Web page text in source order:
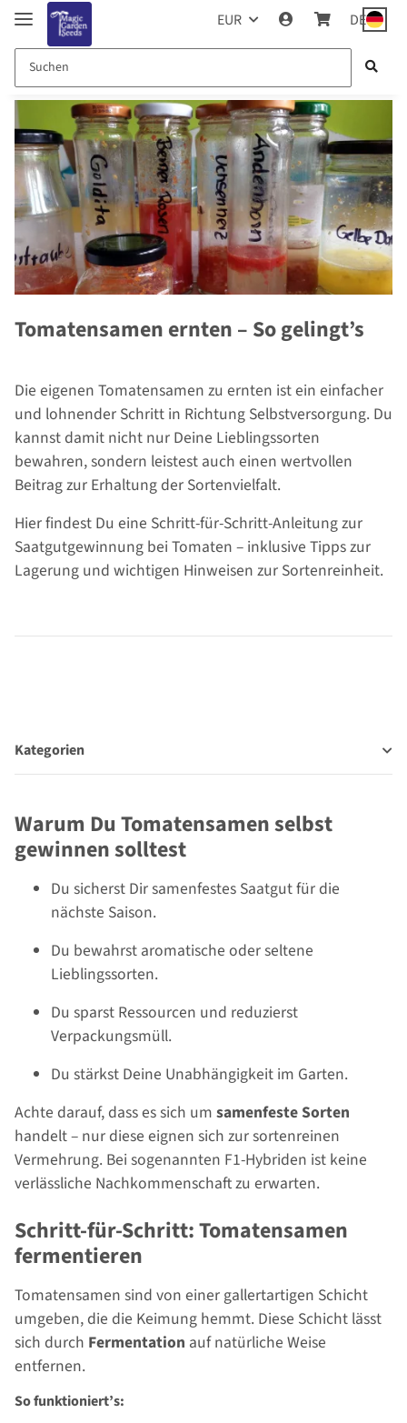
EUR DE
Tomatensamen ernten – So gelingt’s
Die eigenen Tomatensamen zu ernten ist ein einfacher
und lohnender Schritt in Richtung Selbstversorgung. Du
kannst damit nicht nur Deine Lieblingssorten
bewahren, sondern leistest auch einen wertvollen
Beitrag zur Erhaltung der Sortenvielfalt.
Hier findest Du eine Schritt-für-Schritt-Anleitung zur
Saatgutgewinnung bei Tomaten – inklusive Tipps zur
Lagerung und wichtigen Hinweisen zur Sortenreinheit.
Kategorien
Warum Du Tomatensamen selbst
gewinnen solltest
Du sicherst Dir samenfestes Saatgut für die
nächste Saison.
Du bewahrst aromatische oder seltene
Lieblingssorten.
Du sparst Ressourcen und reduzierst
Verpackungsmüll.
Du stärkst Deine Unabhängigkeit im Garten.
Achte darauf, dass es sich um samenfeste Sorten
handelt – nur diese eignen sich zur sortenreinen
Vermehrung. Bei sogenannten F1-Hybriden ist keine
verlässliche Nachkommenschaft zu erwarten.
Schritt-für-Schritt: Tomatensamen
fermentieren
Tomatensamen sind von einer gallertartigen Schicht
umgeben, die die Keimung hemmt. Diese Schicht lässt
sich durch Fermentation auf natürliche Weise
entfernen.
So funktioniert’s: